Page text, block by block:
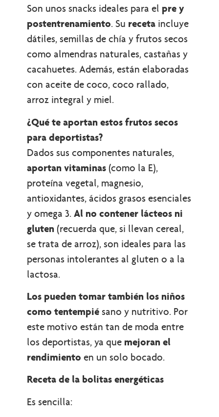
Son unos snacks ideales para el pre y
postentrenamiento. Su recetaincluye
dátiles, semillas de chía y frutos secos
como almendras naturales, castañas y
cacahuetes. Además, están elaboradas
con aceite de coco, coco rallado,
arroz integral y miel.
¿Qué te aportan estos frutos secos
para deportistas?
Dados sus componentes naturales,
aportan vitaminas(como la E),
proteína vegetal, magnesio,
antioxidantes, ácidos grasos esenciales
y omega 3. Al no contener lácteos ni
gluten(recuerda que, si llevan cereal,
se trata de arroz), son ideales para las
personas intolerantes al gluten o a la
lactosa.
Los pueden tomar también los niños
como tentempiésano y nutritivo. Por
este motivo están tan de moda entre
los deportistas, ya que mejoran el
rendimiento en un solo bocado.
Receta de la bolitas energéticas
Es sencilla: